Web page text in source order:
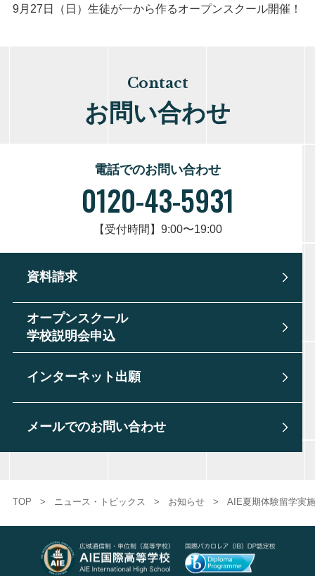
9月27日（日）生徒が一から作るオープンスクール開催！
Contact
お問い合わせ
電話でのお問い合わせ
0120-43-5931
【受付時間】9:00〜19:00
資料請求
オープンスクール
学校説明会申込
インターネット出願
メールでのお問い合わせ
TOP > ニュース・トピックス > お知らせ > AIE夏期体験留学実